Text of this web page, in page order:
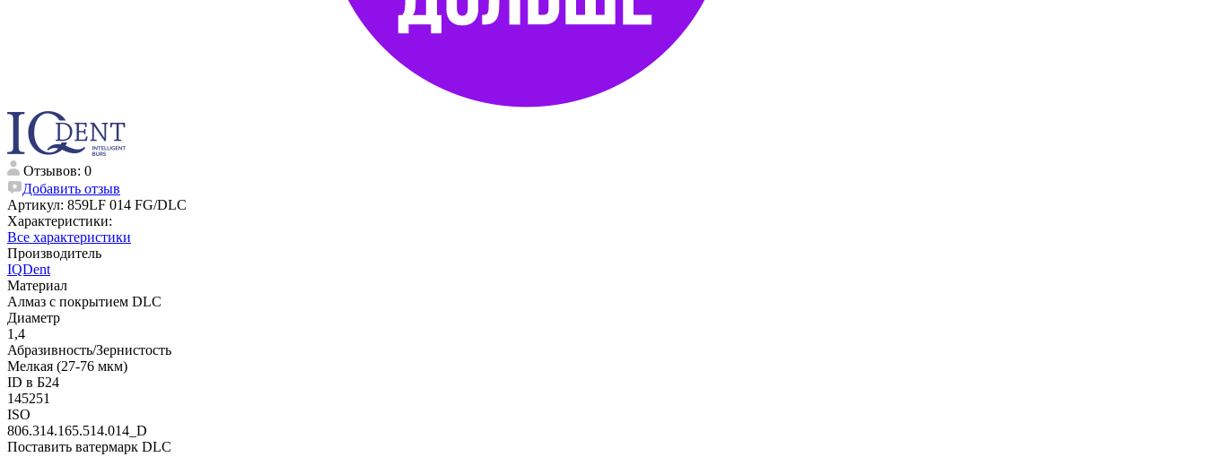
Отзывов: 0
Добавить отзыв
Артикул: 859LF 014 FG/DLC
Характеристики:
Все характеристики
Производитель
IQDent
Материал
Алмаз с покрытием DLC
Диаметр
1,4
Абразивность/Зернистость
Мелкая (27-76 мкм)
ID в Б24
145251
ISO
806.314.165.514.014_D
Поставить ватермарк DLC